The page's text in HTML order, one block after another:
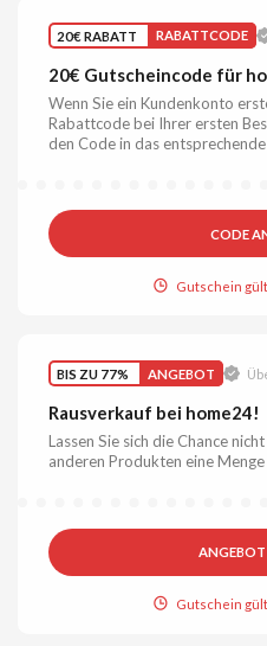
20€ RABATT RABATTCODE
20€ Gutscheincode für
Wenn Sie ein Kundenkonto
Rabattcode bei Ihrer ersten
den Code in das
CODE
Gutschein
BIS ZU 77% ANGEBOT
Rausverkauf bei home24!
Lassen Sie sich die Chance
anderen Produkten eine Menge
ANGEBOT
Gutschein